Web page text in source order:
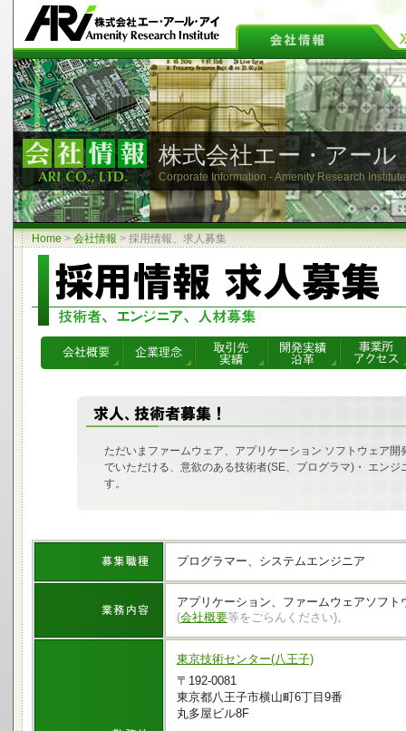
株式会社エー・アー
Corporate Information - Amenity Research Institute
Home > 会社情報 > 採用情報、求人募集
ただいまファームウェア、アプリケーション ソフトウェア開
でいただける、意欲のある技術者(SE、プログラマ)・ エンジ
す。
プログラマー、システムエンジニア
アプリケーション、ファームウェアソフト
(会社概要等をごらんください)。
東京技術センター(八王子)
〒192-0081
東京都八王子市横山町6丁目9番
丸多屋ビル8F